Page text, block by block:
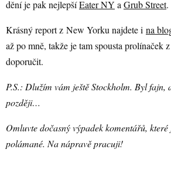
dění je pak nejlepšíEater NY a Grub Street.
Krásný report z New Yorku najdete i na
až po mně, takže je tam spousta prolínaček
doporučit.
P.S.: Dlužím vám ještě Stockholm. Byl fajn,
později…
Omluvte dočasný výpadek komentářů,
polámané. Na nápravě pracuji!